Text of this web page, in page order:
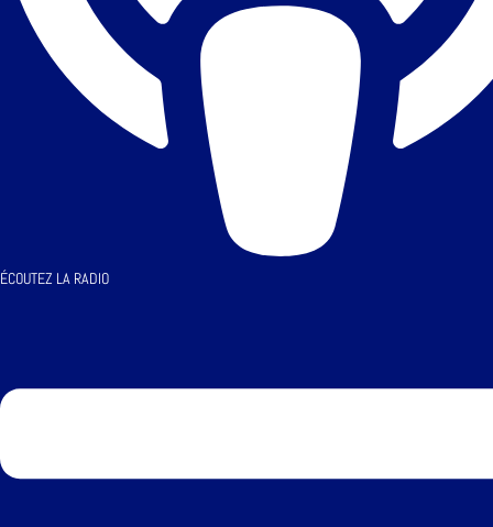
ÉCOUTEZ LA RADIO